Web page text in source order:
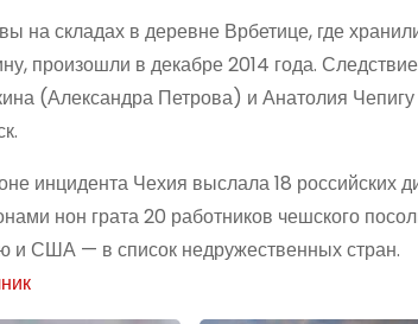
на складах в деревне Врбетице, где
произошли в декабре 2014 года.
(Александра Петрова) и Анатолия
инцидента Чехия выслала 18 российских
нон грата 20 работников чешского
и США — в список недружественных стран.